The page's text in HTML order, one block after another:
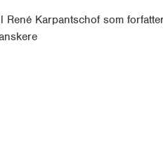
Karpantschof som